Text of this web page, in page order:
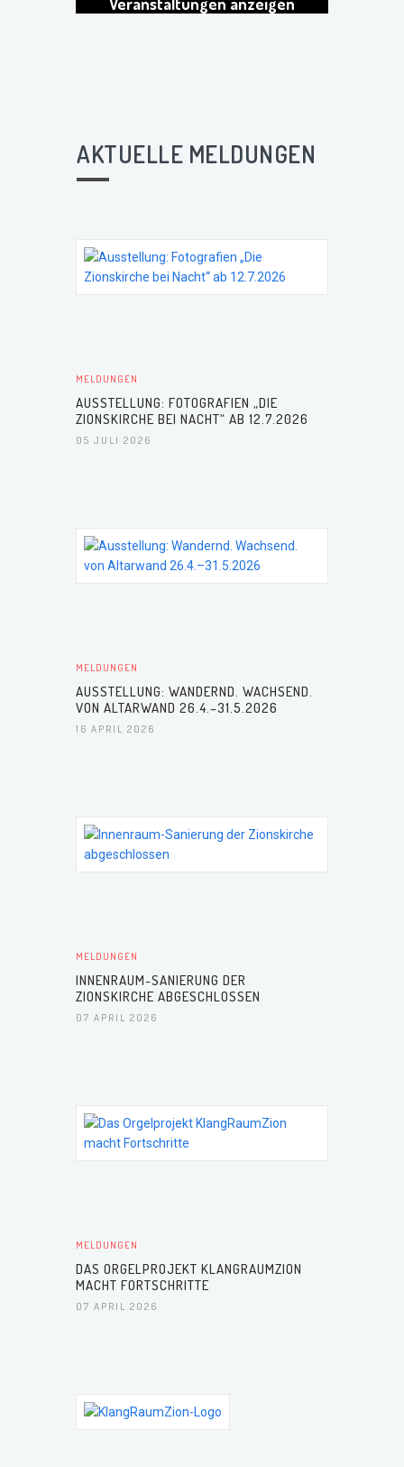
AKTUELLE MELDUNGEN
MELDUNGEN
AUSSTELLUNG: FOTOGRAFIEN „DIE
ZIONSKIRCHE BEI NACHT“ AB 12.7.2026
05 JULI 2026
MELDUNGEN
AUSSTELLUNG: WANDERND. WACHSEND.
VON ALTARWAND 26.4.–31.5.2026
16 APRIL 2026
MELDUNGEN
INNENRAUM-SANIERUNG DER
ZIONSKIRCHE ABGESCHLOSSEN
07 APRIL 2026
MELDUNGEN
DAS ORGELPROJEKT KLANGRAUMZION
MACHT FORTSCHRITTE
07 APRIL 2026